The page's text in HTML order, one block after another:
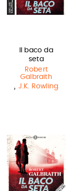
Il baco da
seta
Robert
Galbraith
, J.K. Rowling